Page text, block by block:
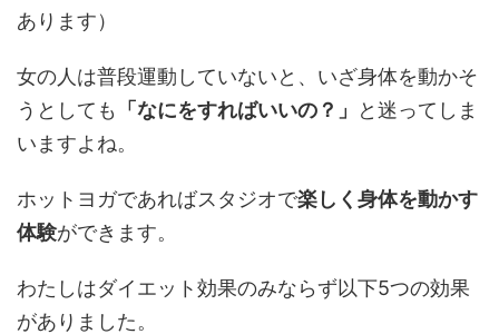
あります）
女の人は普段運動していないと、いざ身体を動かそ
うとしても
「なにをすればいいの？」
と迷ってしま
いますよね。
ホットヨガであればスタジオで楽しく身体を動かす
体験ができます。
わたしはダイエット効果のみならず以下5つの効果
がありました。